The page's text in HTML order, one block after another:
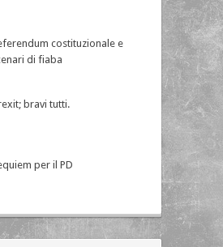
costituzionale e
di fiaba
bravi tutti.
per il PD